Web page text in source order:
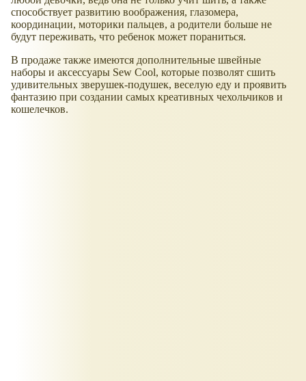
способствует развитию воображения, глазомера,
координации, моторики пальцев, а родители больше не
будут переживать, что ребенок может пораниться.
В продаже также имеются дополнительные швейные
наборы и аксессуары Sew Cool, которые позволят сшить
удивительных зверушек-подушек, веселую еду и проявить
фантазию при создании самых креативных чехольчиков и
кошелечков.